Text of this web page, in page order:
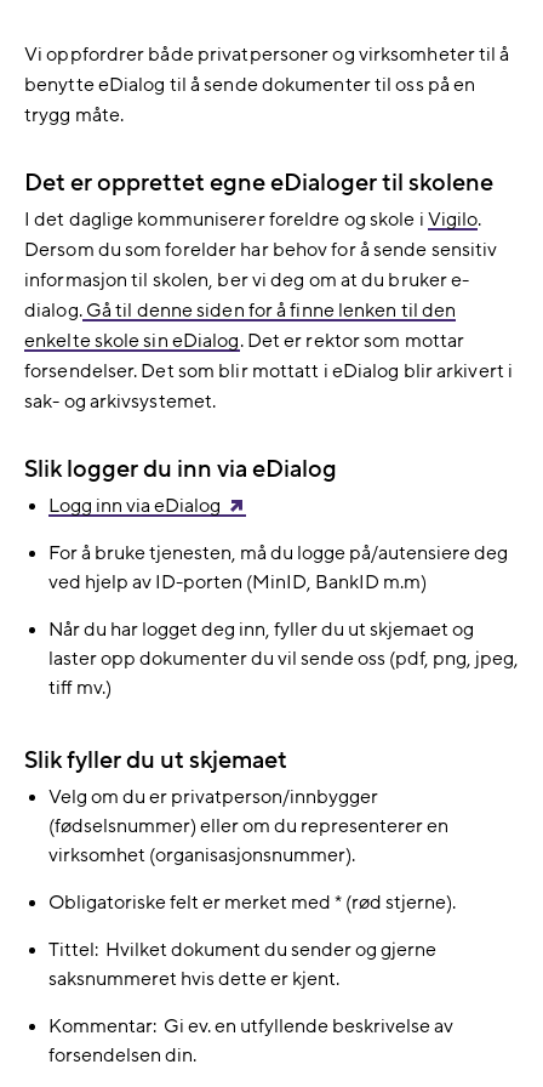
Vi oppfordrer både privatpersoner og virksomheter til å
benytte eDialog til å sende dokumenter til oss på en
trygg måte.
Det er opprettet egne eDialoger til skolene
I det daglige kommuniserer foreldre og skole i Vigilo.
Dersom du som forelder har behov for å sende sensitiv
informasjon til skolen, ber vi deg om at du bruker e-
dialog.Gå til denne siden for å finne lenken til den
enkelte skole sin eDialog. Det er rektor som mottar
forsendelser. Det som blir mottatt i eDialog blir arkivert i
sak- og arkivsystemet.
Slik logger du inn via eDialog
Logg inn via eDialog
For å bruke tjenesten, må du logge på/autensiere deg
ved hjelp av ID-porten (MinID, BankID m.m)
Når du har logget deg inn, fyller du ut skjemaet og
laster opp dokumenter du vil sende oss (pdf, png, jpeg,
tiff mv.)
Slik fyller du ut skjemaet
Velg om du er privatperson/innbygger
(fødselsnummer) eller om du representerer en
virksomhet (organisasjonsnummer).
Obligatoriske felt er merket med * (rød stjerne).
Tittel: Hvilket dokument du sender og gjerne
saksnummeret hvis dette er kjent.
Kommentar: Gi ev. en utfyllende beskrivelse av
forsendelsen din.